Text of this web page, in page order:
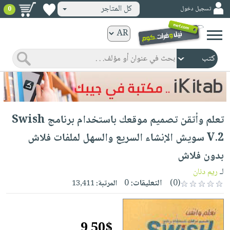
ورقية
المواضيع
صدر
حديثاً
الأكثر
مبيعاً
جوائز
شحن
مخفض
عروض
خاصة
صفحات
مشوقة
كتب
الكترونية
الصفحة
الرئيسية
صدر
حديثاً
الأكثر
مبيعاً
كتب
مجانية
كتب
صوتية
الصفحة
الرئيسية
masmu3
بلا
حدود
أطفال
وناشئة
الصفحةوسائل
تسجيل دخول كل المتاجر 0
تعلم وأتقن تصميم موقعك باستخدام برنامج Swish
V.2 سويش الإنشاء السريع والسهل لملفات فلاش
بدون فلاش
لـريم دنان
(0)
التعليقات:0 المرتبة:13,411